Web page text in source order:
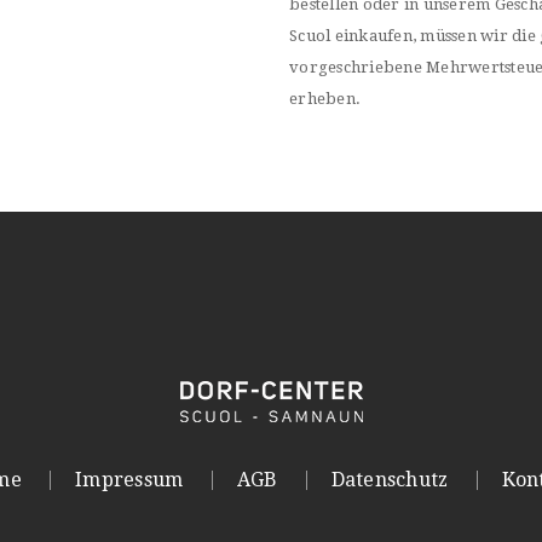
bestellen oder in unserem
Scuol einkaufen, müssen wir die
vorgeschriebene
erheben.
Impressum AGB Datenschutz